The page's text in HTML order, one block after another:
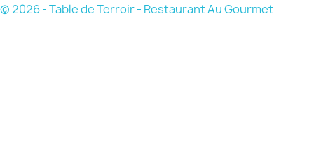
© 2026 - Table de Terroir - Restaurant Au Gourmet